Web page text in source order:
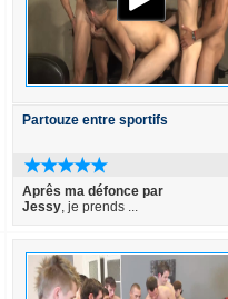
Partouze entre sportifs
Aprês ma défonce par
Jessy, je prends ...